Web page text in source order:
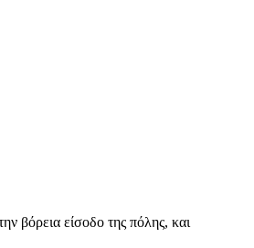
βόρεια είσοδο της πόλης, και